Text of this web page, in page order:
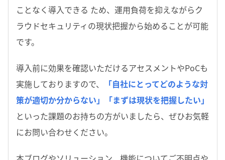
ことなく導入できる ため、運用負荷を抑えながらク
ラウドセキュリティの現状把握から始めることが可能
です。
導入前に効果を確認いただけるアセスメントやPoCも
実施しておりますので、
「自社にとってどのような対
策が適切か分からない」「まずは現状を把握したい」
といった課題のお持ちの方がいましたら、ぜひお気軽
にお問い合わせください。